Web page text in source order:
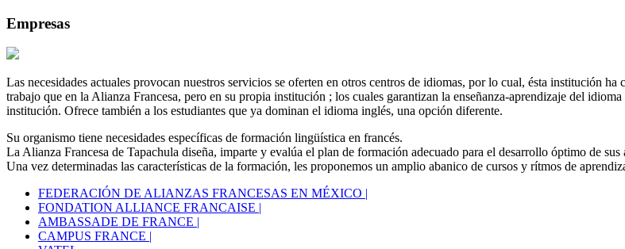
Empresas
Las necesidades actuales provocan nuestros servicios se oferten en otros centros de idiomas, por lo cual, ésta institución
trabajo que en la Alianza Francesa, pero en su propia institución ; los cuales garantizan la enseñanza-aprendizaje del
institución. Ofrece también a los estudiantes que ya dominan el idioma inglés, una opción diferente.
Su organismo tiene necesidades específicas de formación lingüística en francés.
La Alianza Francesa de Tapachula diseña, imparte y evalúa el plan de formación adecuado para el desarrollo óptimo de
Una vez determinadas las características de la formación, les proponemos un amplio abanico de cursos y rítmos de
FEDERACIÓN DE ALIANZAS FRANCESAS EN MÉXICO |
FONDATION ALLIANCE FRANCAISE |
AMBASSADE DE FRANCE |
CAMPUS FRANCE |